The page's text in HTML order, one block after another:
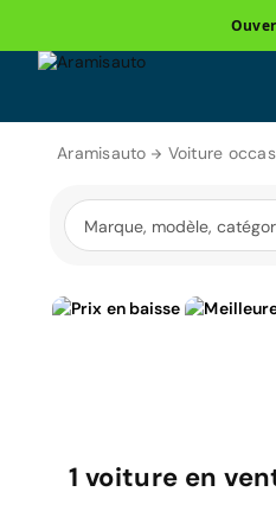
Aramisauto Voiture
1 voiture en